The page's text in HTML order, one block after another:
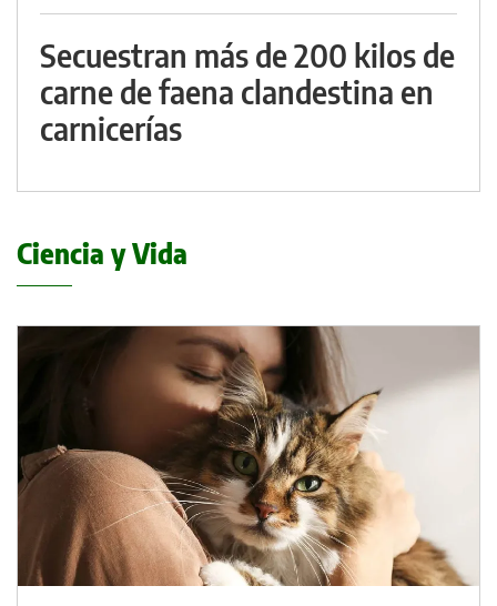
Secuestran más de 200 kilos de
carne de faena clandestina en
carnicerías
Ciencia y Vida